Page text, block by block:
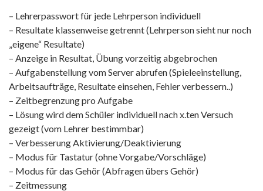
– Lehrerpasswort für jede Lehrperson individuell
– Resultate klassenweise getrennt (Lehrperson sieht nur noch
„eigene“ Resultate)
– Anzeige in Resultat, Übung vorzeitig abgebrochen
– Aufgabenstellung vom Server abrufen (Spieleeinstellung,
Arbeitsaufträge, Resultate einsehen, Fehler verbessern..)
– Zeitbegrenzung pro Aufgabe
– Lösung wird dem Schüler individuell nach x.ten Versuch
gezeigt (vom Lehrer bestimmbar)
– Verbesserung Aktivierung/Deaktivierung
– Modus für Tastatur (ohne Vorgabe/Vorschläge)
– Modus für das Gehör (Abfragen übers Gehör)
– Zeitmessung